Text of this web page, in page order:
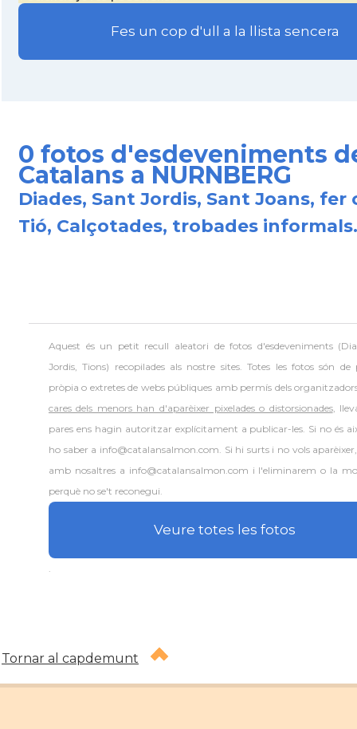
Fes un cop d'ull a la llista sencera
0 fotos d'esdeveniments
Catalans a NURNBERG
Diades, Sant Jordis, Sant Joans, fer
Tió, Calçotades, trobades
Aquest és un petit recull aleatori defotos d'esdeveniments
Jordis, Tions) recopilades als nostre sites. Totes les fotos són de
pròpia o extretes de webs públiques amb permís dels
cares dels menors han d'aparèixer pixelades o distorsionades,
pares ens hagin autoritzar explícitament a publicar-les. Si no és
ho saber a info@catalansalmon.com. Si hi surts i no vols
amb nosaltres a info@catalansalmon.com i l'eliminarem o la
perquè no se't reconegui.
Veure totes les fotos
Tornar al capdemunt